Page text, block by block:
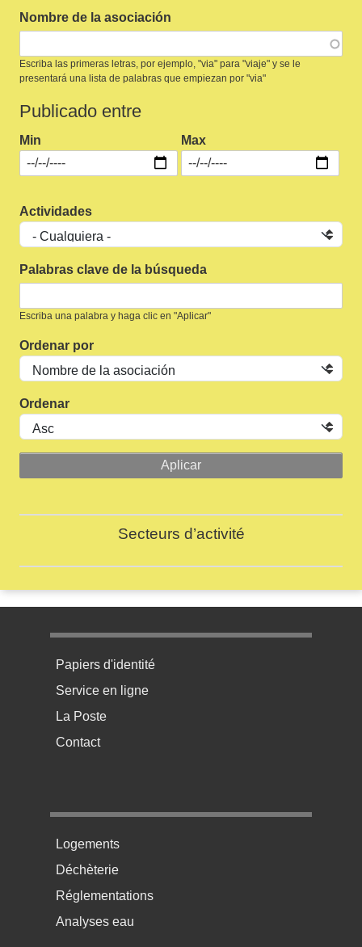
Nombre de la asociación
Escriba las primeras letras, por ejemplo, "via" para "viaje" y se le
presentará una lista de palabras que empiezan por "via"
Publicado entre
Min Max
Actividades
Palabras clave de la búsqueda
Escriba una palabra y haga clic en "Aplicar"
Ordenar por
Ordenar
Secteurs d’activité
Menu pratique bas de page 1
Papiers d'identité
Service en ligne
La Poste
Contact
Menu pratique bas de page 2
Logements
Déchèterie
Réglementations
Analyses eau